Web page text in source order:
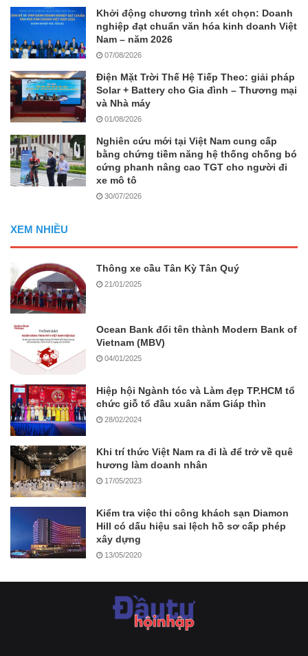
Khởi động chương trình xét chọn: Doanh
nghiệp đạt chuẩn văn hóa kinh doanh Việt
Nam – năm 2026
07/08/2026
Điện Mặt Trời Thế Hệ Tiếp Theo: giải pháp
Solar + Battery cho Gia đình – Thương mại
và Nhà máy
01/08/2026
Nghiên cứu mới tại Việt Nam cung cấp
bằng chứng tiềm năng hệ thống chống bó
cứng phanh nâng cao TGT cho người đi
xe mô tô
30/07/2026
XEM NHIỀU
Thông xe cầu Tân Kỳ Tân Quý
21/01/2025
Ocean Bank đổi tên thành Modern Bank of
Vietnam (MBV)
04/01/2025
Hiệp hội Ngành tóc và Làm đẹp TP.HCM tổ
chức giỗ tổ đầu xuân năm Giáp thìn
28/02/2024
Khi trí thức Việt Nam ra đi là để trở về quê
hương làm doanh nhân
17/05/2023
Kiểm tra việc thi công khách sạn Diamon
Hill có dấu hiệu sai lệch hồ sơ cấp phép
xây dựng
13/05/2020